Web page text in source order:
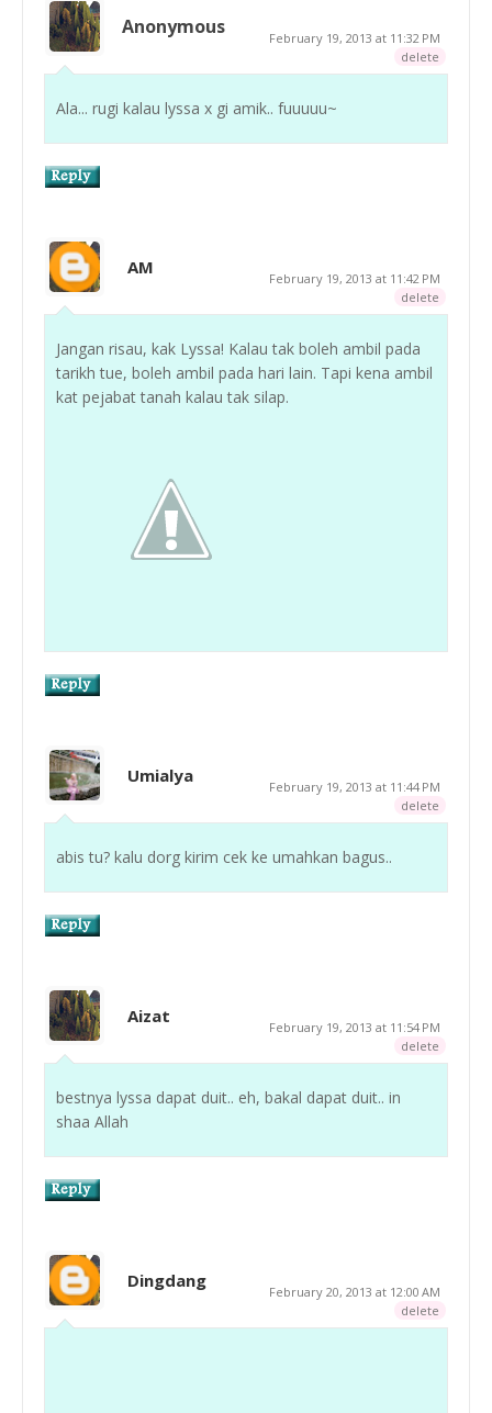
Anonymous
February 19, 2013 at 11:32 PM
delete
Ala... rugi kalau lyssa x gi amik.. fuuuuu~
AM
February 19, 2013 at 11:42 PM
delete
Jangan risau, kak Lyssa! Kalau tak boleh ambil pada
tarikh tue, boleh ambil pada hari lain. Tapi kena ambil
kat pejabat tanah kalau tak silap.
Umialya
February 19, 2013 at 11:44 PM
delete
abis tu? kalu dorg kirim cek ke umahkan bagus..
Aizat
February 19, 2013 at 11:54 PM
delete
bestnya lyssa dapat duit.. eh, bakal dapat duit.. in
shaa Allah
Dingdang
February 20, 2013 at 12:00 AM
delete